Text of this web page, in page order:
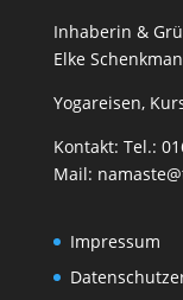
Inhaberin &
Elke
Yogareisen,
Kontakt: Tel.:
Mail:
Impressum